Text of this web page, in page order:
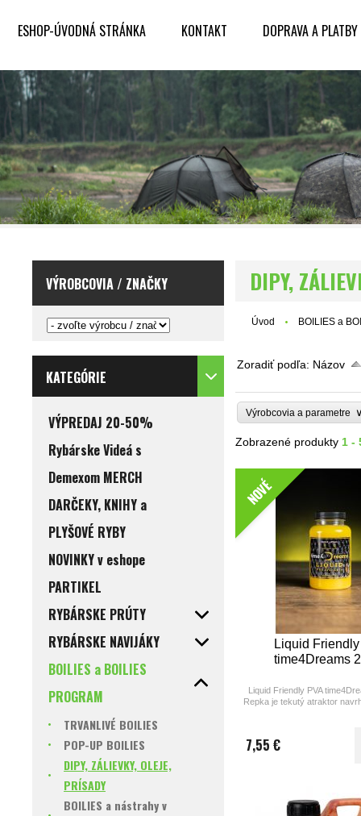
ESHOP-ÚVODNÁ STRÁNKA KONTAKT DOPRAVA A PLATBY
VÝROBCOVIA / ZNAČKY
KATEGÓRIE
VÝPREDAJ 20-50%
Rybárske Videá s
Demexom MERCH
DARČEKY, KNIHY a
PLYŠOVÉ RYBY
NOVINKY v eshope
PARTIKEL
RYBÁRSKE PRÚTY
RYBÁRSKE NAVIJÁKY
BOILIES a BOILIES
PROGRAM
TRVANLIVÉ BOILIES
POP-UP BOILIES
DIPY, ZÁLIEVKY, OLEJE,
PRÍSADY
BOILIES a nástrahy v
DIPY,
Úvod BOILIES a
Zoradiť podľa: Názov
Výrobcovia a parametre
Zobrazené produkty 1 -
NOVÉ
Liquid
time4Dreams
Liquid Friendly PVA
Repka je tekutý atraktor
jednoducho ponoríte celé
7,55 €